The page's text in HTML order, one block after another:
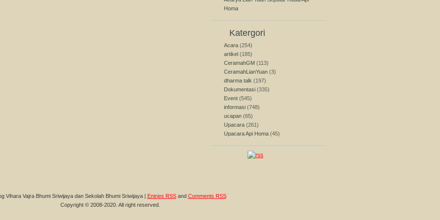
Homa
Katergori
Acara (254)
artikel (185)
CeramahGM (113)
CeramahLianYuan (3)
dharma talk (197)
Dokumentasi (335)
Event (545)
informasi (748)
ucapan (65)
Upacara (261)
Upacara Api Homa (45)
Vihara Vajra Bhumi Sriwijaya dan Sekolah Bhumi Sriwijaya | Entries RSSand Comments RSS
Copyright © 2008-2020. All right reserved.